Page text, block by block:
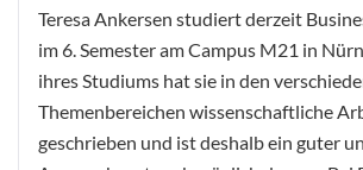
Teresa Ankersen studiert derzeit
im 6. Semester am Campus M21 in
ihres Studiums hat sie in den
Themenbereichen wissenschaftliche
geschrieben und ist deshalb ein guter